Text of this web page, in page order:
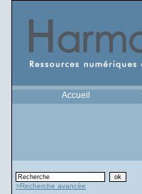
Accueil
>Recherche avancée